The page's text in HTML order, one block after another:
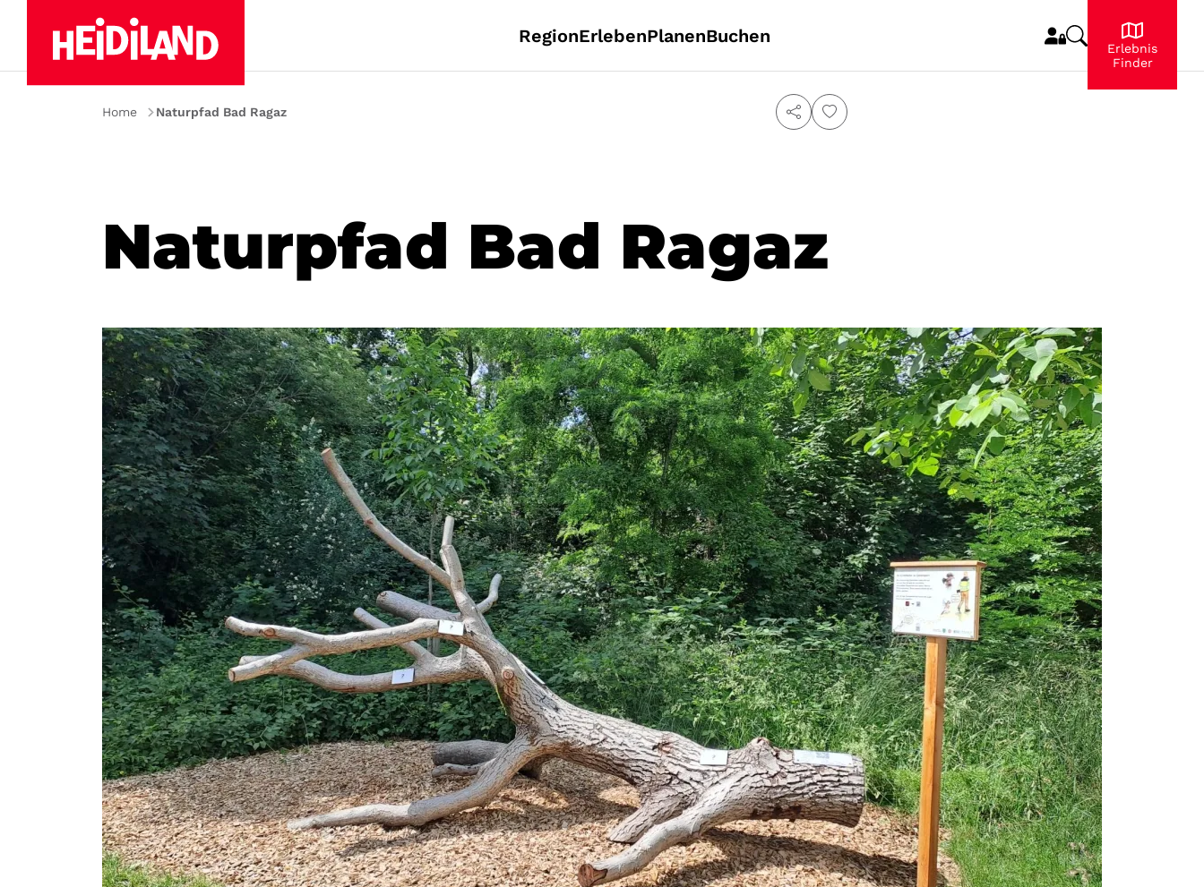
RegionErlebenPlanenBuchen
Erlebnis
Finder
Home Naturpfad Bad Ragaz
Naturpfad Bad Ragaz